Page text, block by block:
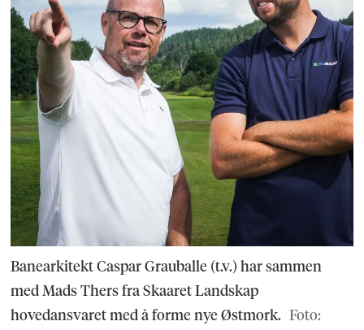
Banearkitekt Caspar Grauballe (t.v.) har sammen
med Mads Thers fra Skaaret Landskap
hovedansvaret med å forme nye Østmork. Foto: